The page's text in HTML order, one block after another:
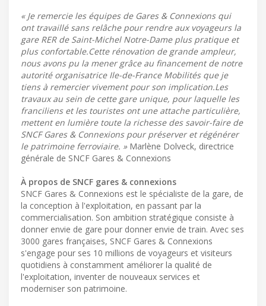
« Je remercie les équipes de Gares & Connexions qui
ont travaillé sans relâche pour rendre aux voyageurs la
gare RER de Saint-Michel Notre-Dame plus pratique et
plus confortable.Cette rénovation de grande ampleur,
nous avons pu la mener grâce au financement de notre
autorité organisatrice Ile-de-France Mobilités que je
tiens à remercier vivement pour son implication.Les
travaux au sein de cette gare unique, pour laquelle les
franciliens et les touristes ont une attache particulière,
mettent en lumière toute la richesse des savoir-faire de
SNCF Gares & Connexions pour préserver et régénérer
le patrimoine ferroviaire. »Marlène Dolveck, directrice
générale de SNCF Gares & Connexions
À propos de SNCF gares & connexions
SNCF Gares & Connexions est le spécialiste de la gare, de
la conception à l'exploitation, en passant par la
commercialisation. Son ambition stratégique consiste à
donner envie de gare pour donner envie de train. Avec ses
3000 gares françaises, SNCF Gares & Connexions
s'engage pour ses 10 millions de voyageurs et visiteurs
quotidiens à constamment améliorer la qualité de
l'exploitation, inventer de nouveaux services et
moderniser son patrimoine.